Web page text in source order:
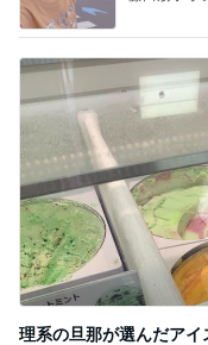
理系の旦那が選んだアイ